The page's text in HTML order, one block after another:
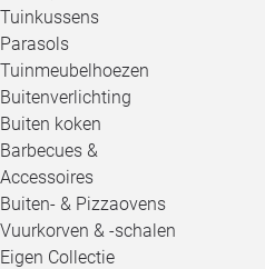
Tuinkussens
Parasols
Tuinmeubelhoezen
Buitenverlichting
Buiten koken
Barbecues &
Accessoires
Buiten- & Pizzaovens
Vuurkorven & -schalen
Eigen Collectie